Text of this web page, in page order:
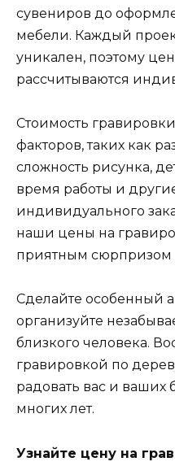
сувениров до
мебели. Каждый
уникален, поэтому
рассчитываются
Стоимость
факторов, таких как
сложность рисунка,
время работы и
индивидуального
наши цены на
приятным сюрпризом
Сделайте особенный
организуйте
близкого человека.
гравировкой по
радовать вас и ваших
многих лет.
Узнайте цену на